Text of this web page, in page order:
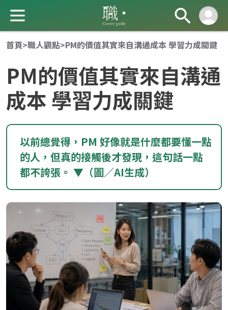
成 就 一 直 前 進 的 你
loanding...
首頁>職人觀點>PM的價值其實來自溝通成本 學習力成關鍵
PM的價值其實來自溝通
成本 學習力成關鍵
以前總覺得，PM 好像就是什麼都要懂一點
的人，但真的接觸後才發現，這句話一點
都不誇張。 ▼（圖／AI生成）